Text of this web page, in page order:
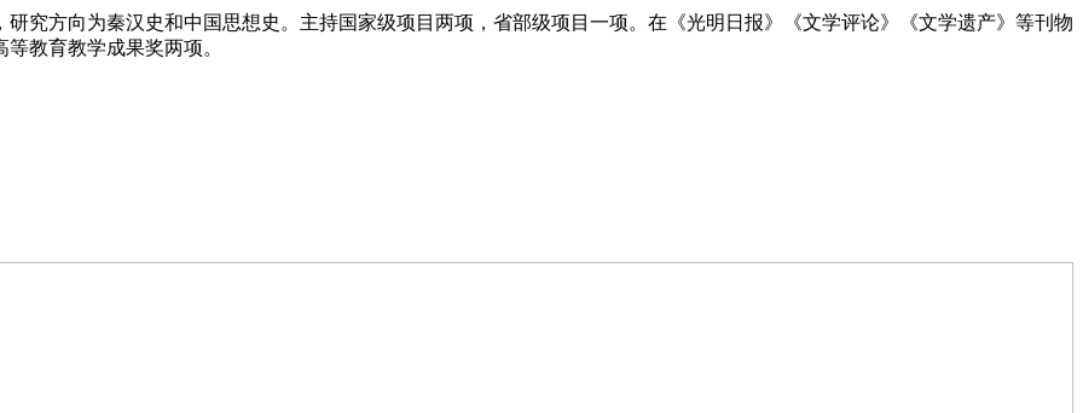
究方向为秦汉史和中国思想史。主持国家级项目两项，省部级项目一项。在《光明日报》《文学评论》《文学遗产》等刊物
教育教学成果奖两项。